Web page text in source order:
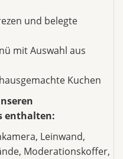
und belegte
mit Auswahl aus
Kuchen
enthalten:
Leinwand,
Moderationskoffer,